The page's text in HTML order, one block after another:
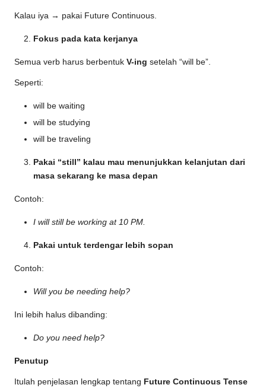
Kalau iya → pakai Future Continuous.
Fokus pada kata kerjanya
Semua verb harus berbentuk V-ing setelah “will be”.
Seperti:
will be waiting
will be studying
will be traveling
Pakai “still” kalau mau menunjukkan kelanjutan dari
masa sekarang ke masa depan
Contoh:
I will still be working at 10 PM.
Pakai untuk terdengar lebih sopan
Contoh:
Will you be needing help?
Ini lebih halus dibanding:
Do you need help?
Penutup
Itulah penjelasan lengkap tentang Future Continuous Tense